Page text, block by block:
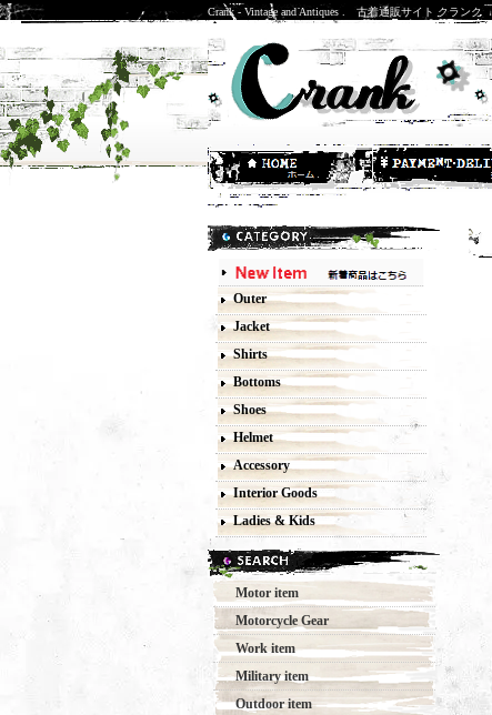
Crank - Vintage and Antiques . 古着通販サイト クランク
Outer
Jacket
Shirts
Bottoms
Shoes
Helmet
Accessory
Interior Goods
Ladies & Kids
Motor item
Motorcycle Gear
Work item
Military item
Outdoor item